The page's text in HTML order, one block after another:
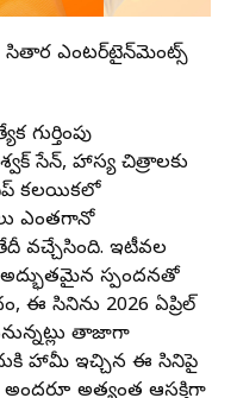
సితార ఎంటర్‌టైన్‌మెంట్స్
గుర్తింపు
సేన్, హాస్య చిత్రాలకు
కలయికలో
ఎంతగానో
వచ్చేసింది. ఇటీవల
అద్భుతమైన స్పందనతో
ఈ సినిమాను 2026 ఏప్రిల్
తాజాగా
హామీ ఇచ్చిన ఈ సినిమాపై
అత్యంత ఆసక్తిగా